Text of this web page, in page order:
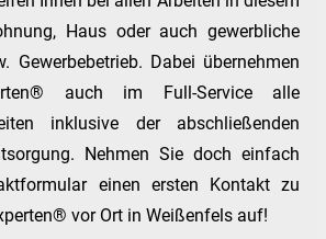
Haus oder auch gewerbliche
Gewerbebetrieb. Dabei übernehmen
auch im Full-Service alle
inklusive der abschließenden
Nehmen Sie doch einfach
einen ersten Kontakt zu
vor Ort in Weißenfels auf!